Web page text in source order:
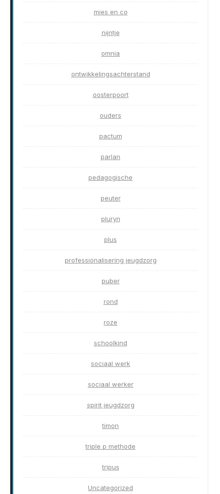
mies en co
nijntje
omnia
ontwikkelingsachterstand
oosterpoort
ouders
pactum
parlan
pedagogische
peuter
pluryn
plus
professionalisering jeugdzorg
puber
rond
roze
schoolkind
sociaal werk
sociaal werker
spirit jeugdzorg
timon
triple p methode
tripus
Uncategorized